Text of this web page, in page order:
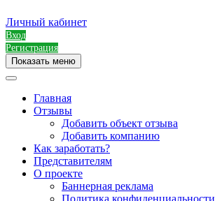
Личный кабинет
Вход
Регистрация
Показать меню
Главная
Отзывы
Добавить объект отзыва
Добавить компанию
Как заработать?
Представителям
О проекте
Баннерная реклама
Политика конфиденциальности